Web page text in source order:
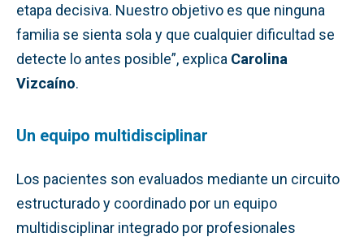
etapa decisiva. Nuestro objetivo es que ninguna
familia se sienta sola y que cualquier dificultad se
detecte lo antes posible”, explica Carolina
Vizcaíno.
Un equipo multidisciplinar
Los pacientes son evaluados mediante un circuito
estructurado y coordinado por un equipo
multidisciplinar integrado por profesionales